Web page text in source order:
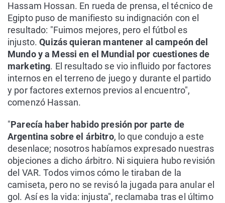
Hassam Hossan. En rueda de prensa, el técnico de
Egipto puso de manifiesto su indignación con el
resultado: "Fuimos mejores, pero el fútbol es
injusto.Quizás quieran mantener al campeón del
Mundo y a Messi en el Mundial por cuestiones de
marketing. El resultado se vio influido por factores
internos en el terreno de juego y durante el partido
y por factores externos previos al encuentro",
comenzó Hassan.
"Parecía haber habido presión por parte de
Argentina sobre el árbitro, lo que condujo a este
desenlace; nosotros habíamos expresado nuestras
objeciones a dicho árbitro. Ni siquiera hubo revisión
del VAR. Todos vimos cómo le tiraban de la
camiseta, pero no se revisó la jugada para anular el
gol. Así es la vida: injusta", reclamaba tras el último